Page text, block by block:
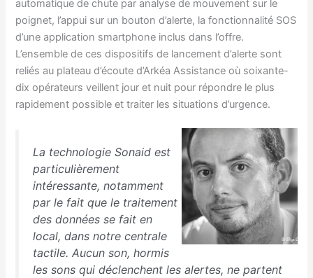
automatique de chute par analyse de mouvement sur le
poignet, l’appui sur un bouton d’alerte, la fonctionnalité SOS
d’une application smartphone inclus dans l’offre.
L’ensemble de ces dispositifs de lancement d’alerte sont
reliés au plateau d’écoute d’Arkéa Assistance où soixante-
dix opérateurs veillent jour et nuit pour répondre le plus
rapidement possible et traiter les situations d’urgence.
La technologie Sonaid est
particulièrement
intéressante, notamment
par le fait que le traitement
des données se fait en
local, dans notre centrale
tactile. Aucun son, hormis
les sons qui déclenchent les alertes, ne partent